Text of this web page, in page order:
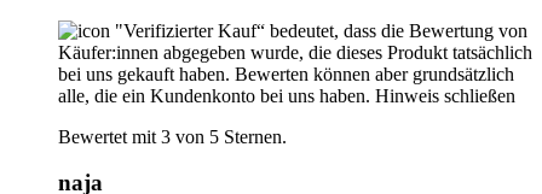
"Verifizierter Kauf“ bedeutet, dass die Bewertung von
Käufer:innen abgegeben wurde, die dieses Produkt tatsächlich
bei uns gekauft haben. Bewerten können aber grundsätzlich
alle, die ein Kundenkonto bei uns haben. Hinweis schließen
Bewertet mit 3 von 5 Sternen.
naja